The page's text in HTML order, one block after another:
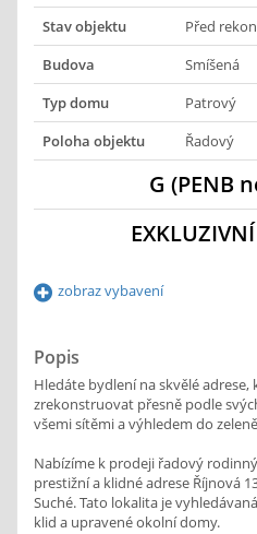
Stav objektu
Před
Budova
Smíšená
Typ domu
Patrový
Poloha objektu
Řadový
G (PENB
zobraz vybavení
Popis
Hledáte bydlení na skvělé adrese,
zrekonstruovat přesně podle
všemi sítěmi a výhledem do
Nabízíme k prodeji řadový
prestižní a klidné adrese Říjnová
Suché. Tato lokalita je
klid a upravené okolní domy.